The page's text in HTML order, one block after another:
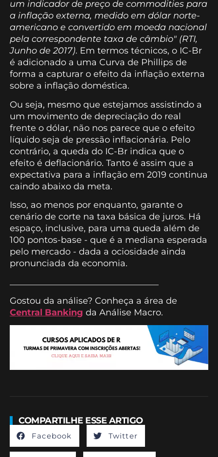
um indicador de preço de commodities para
a inflação externa, medido em dólar norte-
americano e convertido em moeda nacional
pela correspondente taxa de câmbio" (RTI,
Junho de 2017). Em termos técnicos, o IC-Br
é adicionado a uma Curva de Phillips de
forma a capturar o efeito da inflação externa
sobre a inflação doméstica.
Ou seja, mesmo que estejamos assistindo a
um movimento de depreciação do real
frente o dólar, não nos parece que o efeito
líquido seja de pressão inflacionária. Pelo
contrário, a queda do IC-Br indica que o
efeito é deflacionário. Tanto é assim que a
expectativa para a inflação em 2019 continua
caindo abaixo da meta.
Isso, ao menos por enquanto, garante o
cenário de corte na taxa básica de juros. Há
espaço, inclusive, para uma queda além de
100 pontos-base - que é a mediana esperada
pelo mercado - dada a ociosidade ainda
pronunciada da economia.
__________________________________
Gostou da análise? Conheça a área de
Central Banking da Análise Macro.
COMPARTILHE ESSE ARTIGO
Facebook Twitter